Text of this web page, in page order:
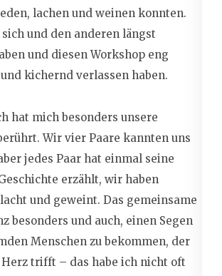
lachen und weinen konnten.
und den anderen längst
und diesen Workshop eng
kichernd verlassen haben.
hat mich besonders unsere
Wir vier Paare kannten uns
jedes Paar hat einmal seine
erzählt, wir haben
und geweint. Das gemeinsame
besonders und auch, einen Segen
Menschen zu bekommen, der
trifft – das habe ich nicht oft